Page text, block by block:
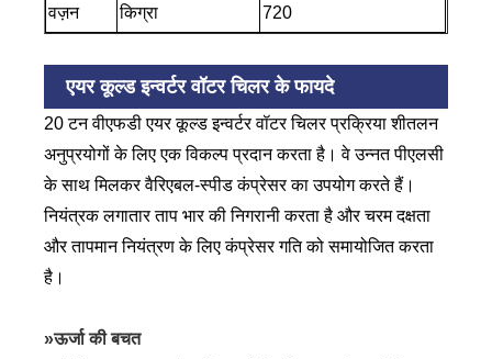
वज़न किग्रा 720
एयर कूल्ड इन्वर्टर वॉटर चिलर के फायदे
20 टन वीएफडी एयर कूल्ड इन्वर्टर वॉटर चिलर प्रक्रिया शीतलन
अनुप्रयोगों के लिए एक विकल्प प्रदान करता है। वे उन्नत पीएलसी
के साथ मिलकर वैरिएबल-स्पीड कंप्रेसर का उपयोग करते हैं।
नियंत्रक लगातार ताप भार की निगरानी करता है और चरम दक्षता
और तापमान नियंत्रण के लिए कंप्रेसर गति को समायोजित करता
है।
»ऊर्जा की बचत